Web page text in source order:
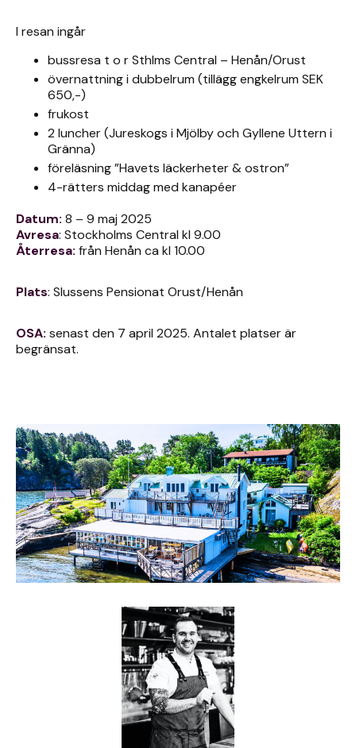
I resan ingår
bussresa t o r Sthlms Central – Henån/Orust
övernattning i dubbelrum (tillägg engkelrum SEK
650,-)
frukost
2 luncher (Jureskogs i Mjölby och Gyllene Uttern i
Gränna)
föreläsning ”Havets läckerheter & ostron”
4-rätters middag med kanapéer
Datum: 8 – 9 maj 2025
Avresa: Stockholms Central kl 9.00
Återresa: från Henån ca kl 10.00
Plats: Slussens Pensionat Orust/Henån
OSA: senast den 7 april 2025. Antalet platser är
begränsat.